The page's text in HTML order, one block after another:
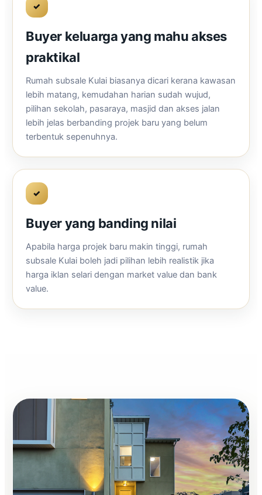
✓
Buyer keluarga yang mahu akses
praktikal
Rumah subsale Kulai biasanya dicari kerana kawasan
lebih matang, kemudahan harian sudah wujud,
pilihan sekolah, pasaraya, masjid dan akses jalan
lebih jelas berbanding projek baru yang belum
terbentuk sepenuhnya.
✓
Buyer yang banding nilai
Apabila harga projek baru makin tinggi, rumah
subsale Kulai boleh jadi pilihan lebih realistik jika
harga iklan selari dengan market value dan bank
value.